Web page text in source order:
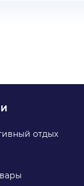
отдых